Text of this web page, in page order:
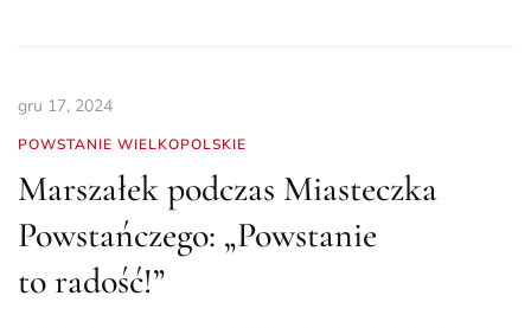
gru 17, 2024
POWSTANIE WIELKOPOLSKIE
Marszałek podczas Miasteczka
Powstańczego: „Powstanie
to radość!”